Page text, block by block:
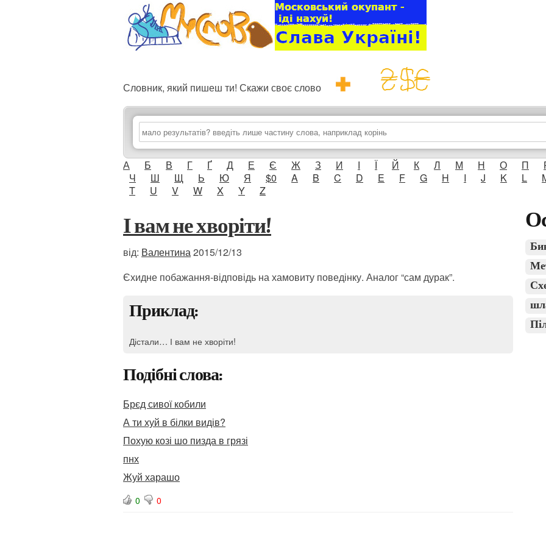
Словник, який пишеш ти! Скажи своє слово
А Б В Г Ґ Д Е Є Ж З И І Ї Й К Л М Н О П
Ч
Ш Щ Ь Ю Я $0 A B C D E F G H I J K L
T
U V W X Y Z
І вам не хворіти!
від: Валентина2015/12/13
Єхидне побажання-відповідь на хамовиту поведінку. Аналог “сам дурак”.
Приклад:
Дістали… І вам не хворіти!
Подібні слова:
Брєд сивої кобили
А ти хуй в білки видів?
Похую козі шо пизда в грязі
пнх
Жуй харашо
0 0